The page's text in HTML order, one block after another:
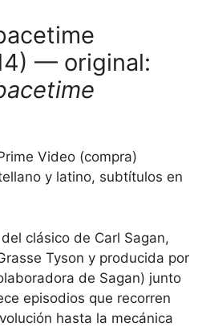
— original:
Video (compra)
y latino, subtítulos en
clásico de Carl Sagan,
Tyson y producida por
de Sagan) junto
episodios que recorren
hasta la mecánica